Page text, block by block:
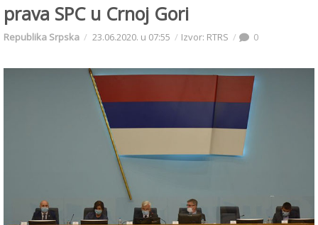
prava SPC u Crnoj Gori
Republika Srpska 23.06.2020. u 07:55 Izvor: RTRS 0